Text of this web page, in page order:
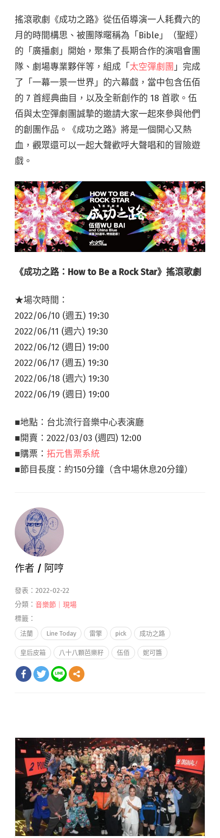
搖滾歌劇《成功之路》從伍佰導演一人耗費六的
月的時間構思、被團隊暱稱為「Bible」（聖經）
的「廣播劇」開始，聚集了長期合作的演唱會團
隊、劇場專業夥伴等，組成「 太空彈劇團 」完成
了「一幕一景一世界」的六幕戲，當中包含伍佰
的 7 首經典曲目，以及全新創作的 18 首歌。伍
佰與太空彈劇團誠摯的邀請大家一起來參與他們
的創團作品。《成功之路》將是一個開心又熱
血，觀眾還可以一起大聲歡呼大聲唱和的冒險遊
戲。
《成功之路：How to Be a Rock Star》搖滾歌劇
★場次時間：
2022/06/10 (週五) 19:30
2022/06/11 (週六) 19:30
2022/06/12 (週日) 19:00
2022/06/17 (週五) 19:30
2022/06/18 (週六) 19:30
2022/06/19 (週日) 19:00
■地點：台北流行音樂中心表演廳
■開賣：2022/03/03 (週四) 12:00
■購票： 拓元售票系統
■節目長度：約150分鐘（含中場休息20分鐘）
作者 / 阿哼
發表：2022-02-22
分類： 音樂節｜現場
標籤：
法蘭 Line Today 雷擎 pick 成功之路
皇后皮箱 八十八顆芭樂籽 伍佰 妮可醬